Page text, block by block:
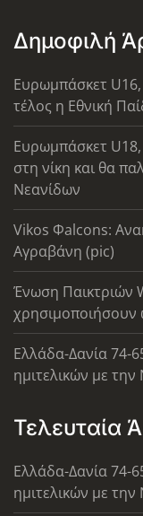
Δημοφιλή
Ευρωμπάσκετ
τέλος η Εθνική
Ευρωμπάσκετ
στη νίκη και θα
Νεανίδων
Vikos Φalcons:
Αγραβάνη (pic)
Ένωση Παικτριών
χρησιμοποιήσουν
Ελλάδα-Δανία 74-
ημιτελικών με
Τελευταία
Ελλάδα-Δανία 74-
ημιτελικών με